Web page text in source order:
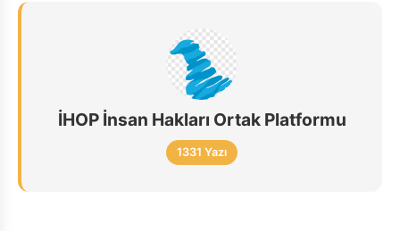
İHOP İnsan Hakları Ortak Platformu
1331 Yazı